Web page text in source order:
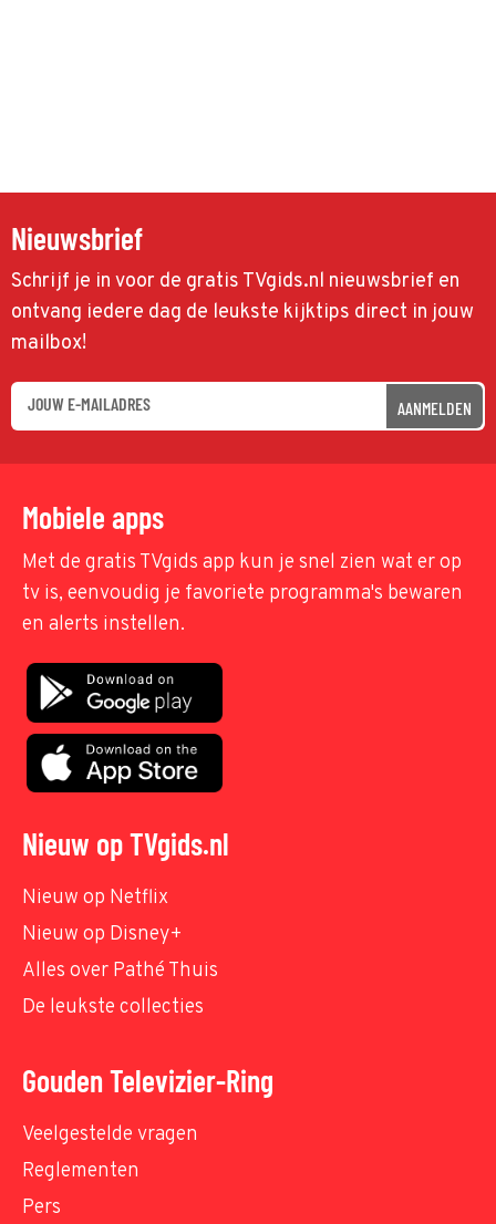
Nieuwsbrief
Schrijf je in voor de gratis TVgids.nl nieuwsbrief en
ontvang iedere dag de leukste kijktips direct in jouw
mailbox!
AANMELDEN
Mobiele apps
Met de gratis TVgids app kun je snel zien wat er op
tv is, eenvoudig je favoriete programma's bewaren
en alerts instellen.
Nieuw op TVgids.nl
Nieuw op Netflix
Nieuw op Disney+
Alles over Pathé Thuis
De leukste collecties
Gouden Televizier-Ring
Veelgestelde vragen
Reglementen
Pers